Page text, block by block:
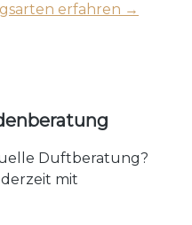
erfahren →
Duftberatung?
mit